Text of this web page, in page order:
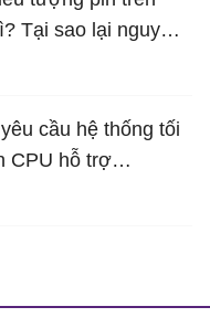
Tại sao lại nguy
cầu hệ thống tối
CPU hỗ trợ